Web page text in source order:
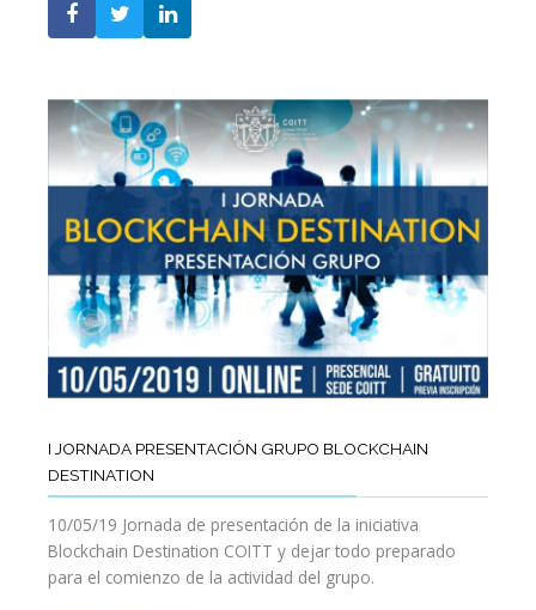
I JORNADA PRESENTACIÓN GRUPO BLOCKCHAIN
DESTINATION
10/05/19 Jornada de presentación de la iniciativa
Blockchain Destination COITT y dejar todo preparado
para el comienzo de la actividad del grupo.